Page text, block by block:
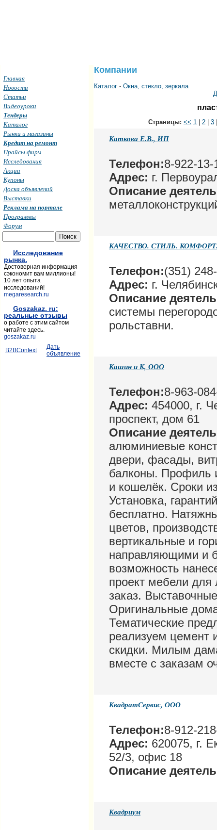
Компании
Каталог - Окна, стекло, зеркала
Страницы: << 1 2 3
Каткова Е.В., ИП
Телефон:8-922-13-
Адрес: г.
Описание
КАЧЕСТВО. СТИЛЬ.
Телефон:(351)
Адрес: г.
Описание
системы
рольставни.
Кашин и К, ООО
Телефон:8-963-
Адрес: 454000, г.
проспект, дом 61
Описание
алюминиевые
двери, фасады,
балконы. Профиль
и кошелёк. Сроки
Установка,
бесплатно.
цветов,
вертикальные и
направляющими и
возможность
проект мебели
заказ.
Оригинальные
Тематические
реализуем цемент
скидки. Милым
вместе с заказам
КвадратСервис, ООО
Телефон:8-912-
Адрес: 620075, г.
52/3, офис 18
Описание
Квадриум
Главная
Новости
Статьи
Видеоуроки
Тендеры
Каталог
Рынки и магазины
Кредит на ремонт
Прайсы фирм
Исследования
Акции
Купоны
Доска объявлений
Выставки
Реклама на портале
Программы
Форум
Исследование
рынка.
Достоверная информация
сэкономит вам миллионы!
10 лет опыта
исследований!
megaresearch.ru
Goszakaz. ru:
реальные отзывы
о работе с этим сайтом
читайте здесь.
goszakaz.ru
B2BContext
Дать
объявление